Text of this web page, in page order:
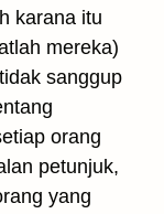
karana itu
mereka)
sanggup
orang
petunjuk,
yang